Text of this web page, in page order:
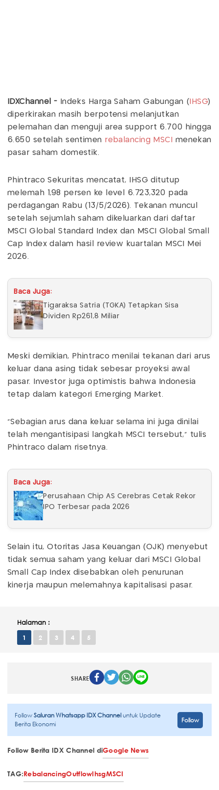
IDXChannel - Indeks Harga Saham Gabungan ( IHSG)
diperkirakan masih berpotensi melanjutkan
pelemahan dan menguji area support 6.700 hingga
6.650 setelah sentimen rebalancing MSCI
menekan
pasar saham domestik.
Phintraco Sekuritas mencatat, IHSG ditutup
melemah 1,98 persen ke level 6.723,320 pada
perdagangan Rabu (13/5/2026). Tekanan muncul
setelah sejumlah saham dikeluarkan dari daftar
MSCI Global Standard Index dan MSCI Global Small
Cap Index dalam hasil review kuartalan MSCI Mei
2026.
Baca Juga:
Tigaraksa Satria (TGKA) Tetapkan Sisa
Dividen Rp261,8 Miliar
Meski demikian, Phintraco menilai tekanan dari arus
keluar dana asing tidak sebesar proyeksi awal
pasar. Investor juga optimistis bahwa Indonesia
tetap dalam kategori Emerging Market.
“Sebagian arus dana keluar selama ini juga dinilai
telah mengantisipasi langkah MSCI tersebut,” tulis
Phintraco dalam risetnya.
Baca Juga:
Perusahaan Chip AS Cerebras Cetak Rekor
IPO Terbesar pada 2026
Selain itu, Otoritas Jasa Keuangan (OJK) menyebut
tidak semua saham yang keluar dari MSCI Global
Small Cap Index disebabkan oleh penurunan
kinerja maupun melemahnya kapitalisasi pasar.
Halaman :
1 2 3 4 5
SHARE
FollowSaluran Whatsapp IDX Channeluntuk Update
Berita Ekonomi
Follow
Follow Berita IDX Channel diGoogle News
TAG:RebalancingOutflowIhsgMSCI